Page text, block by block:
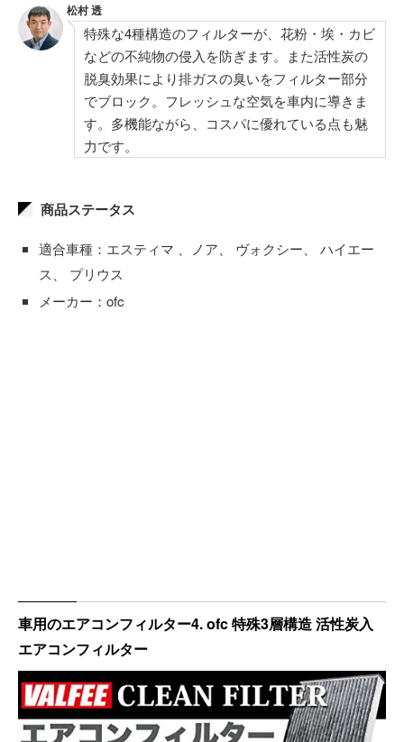
松村 透
特殊な4種構造のフィルターが、花粉・埃・カビ
などの不純物の侵入を防ぎます。また活性炭の
脱臭効果により排ガスの臭いをフィルター部分
でブロック。フレッシュな空気を車内に導きま
す。多機能ながら、コスパに優れている点も魅
力です。
商品ステータス
適合車種：エスティマ 、ノア、 ヴォクシー、 ハイエー
ス、 プリウス
メーカー：ofc
車用のエアコンフィルター4. ofc 特殊3層構造 活性炭入
エアコンフィルター